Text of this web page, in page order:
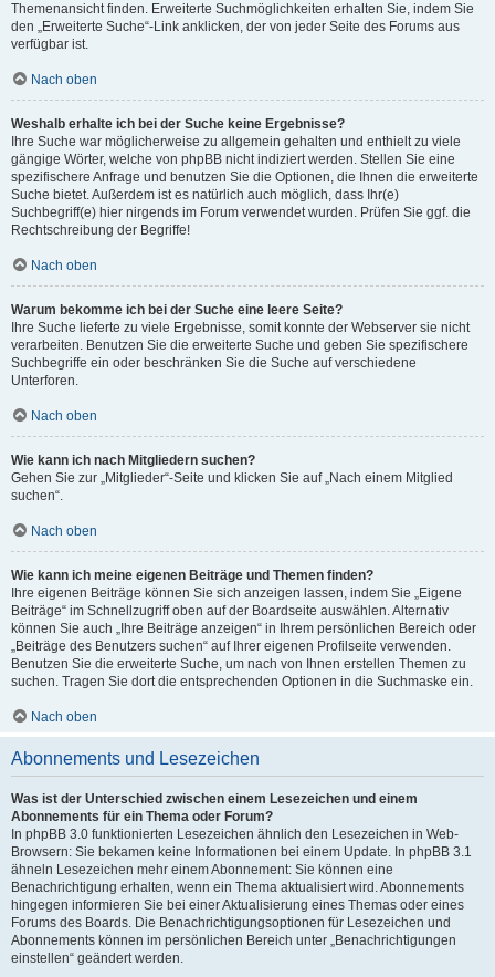
Themenansicht finden. Erweiterte Suchmöglichkeiten erhalten Sie, indem Sie
den „Erweiterte Suche“-Link anklicken, der von jeder Seite des Forums aus
verfügbar ist.
Nach oben
Weshalb erhalte ich bei der Suche keine Ergebnisse?
Ihre Suche war möglicherweise zu allgemein gehalten und enthielt zu viele
gängige Wörter, welche von phpBB nicht indiziert werden. Stellen Sie eine
spezifischere Anfrage und benutzen Sie die Optionen, die Ihnen die erweiterte
Suche bietet. Außerdem ist es natürlich auch möglich, dass Ihr(e)
Suchbegriff(e) hier nirgends im Forum verwendet wurden. Prüfen Sie ggf. die
Rechtschreibung der Begriffe!
Nach oben
Warum bekomme ich bei der Suche eine leere Seite?
Ihre Suche lieferte zu viele Ergebnisse, somit konnte der Webserver sie nicht
verarbeiten. Benutzen Sie die erweiterte Suche und geben Sie spezifischere
Suchbegriffe ein oder beschränken Sie die Suche auf verschiedene
Unterforen.
Nach oben
Wie kann ich nach Mitgliedern suchen?
Gehen Sie zur „Mitglieder“-Seite und klicken Sie auf „Nach einem Mitglied
suchen“.
Nach oben
Wie kann ich meine eigenen Beiträge und Themen finden?
Ihre eigenen Beiträge können Sie sich anzeigen lassen, indem Sie „Eigene
Beiträge“ im Schnellzugriff oben auf der Boardseite auswählen. Alternativ
können Sie auch „Ihre Beiträge anzeigen“ in Ihrem persönlichen Bereich oder
„Beiträge des Benutzers suchen“ auf Ihrer eigenen Profilseite verwenden.
Benutzen Sie die erweiterte Suche, um nach von Ihnen erstellen Themen zu
suchen. Tragen Sie dort die entsprechenden Optionen in die Suchmaske ein.
Nach oben
Abonnements und Lesezeichen
Was ist der Unterschied zwischen einem Lesezeichen und einem
Abonnements für ein Thema oder Forum?
In phpBB 3.0 funktionierten Lesezeichen ähnlich den Lesezeichen in Web-
Browsern: Sie bekamen keine Informationen bei einem Update. In phpBB 3.1
ähneln Lesezeichen mehr einem Abonnement: Sie können eine
Benachrichtigung erhalten, wenn ein Thema aktualisiert wird. Abonnements
hingegen informieren Sie bei einer Aktualisierung eines Themas oder eines
Forums des Boards. Die Benachrichtigungsoptionen für Lesezeichen und
Abonnements können im persönlichen Bereich unter „Benachrichtigungen
einstellen“ geändert werden.